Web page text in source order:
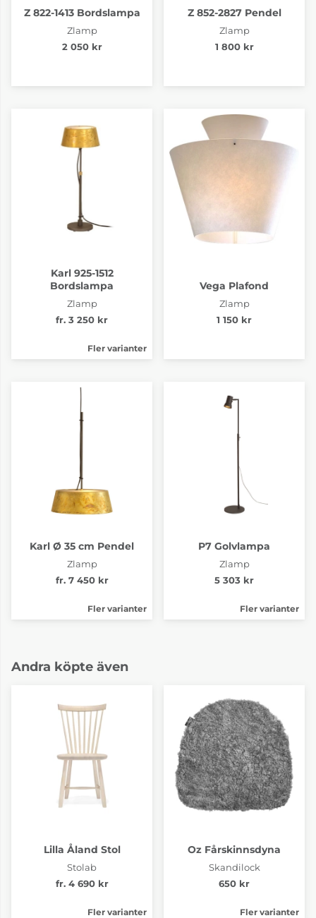
Z 822-1413 Bordslampa
Zlamp
2 050 kr
Z 852-2827 Pendel
Zlamp
1 800 kr
Karl 925-1512
Bordslampa
Zlamp
fr. 3 250 kr
Fler varianter
Vega Plafond
Zlamp
1 150 kr
Karl Ø 35 cm Pendel
Zlamp
fr. 7 450 kr
Fler varianter
P7 Golvlampa
Zlamp
5 303 kr
Fler varianter
Andra köpte även
Lilla Åland Stol
Stolab
fr. 4 690 kr
Fler varianter
Oz Fårskinnsdyna
Skandilock
650 kr
Fler varianter